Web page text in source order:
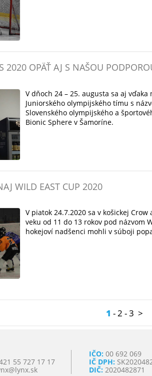
2020 OPÄŤ AJ S NAŠOU
V dňoch 24 – 25. augusta sa aj
Juniorského olympijského tímu s
Slovenského olympijského a
Bionic Sphere v Šamoríne.
WILD EAST CUP 2020
V piatok 24.7.2020 sa v košickej
veku od 11 do 13 rokov pod názvom
hokejoví nadšenci mohli v súboji
1 -2 -3 >
55 727 17 17
IČO: 00 692 069
IČ DPH:
DIČ: 2020482871